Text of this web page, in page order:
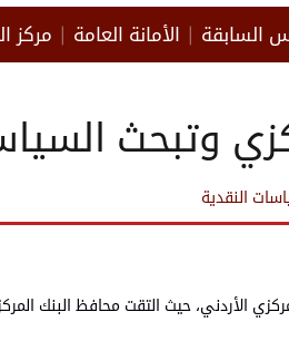
السابقة الأمانة العامة مركز
وتبحث
النقدية
المركزي الأردني، حيث التقت محافظ